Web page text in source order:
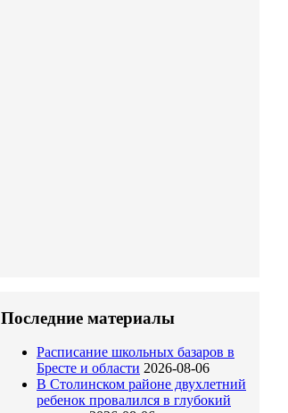
Последние материалы
Расписание школьных базаров в
Бресте и области 2026-08-06
В Столинском районе двухлетний
ребенок провалился в глубокий